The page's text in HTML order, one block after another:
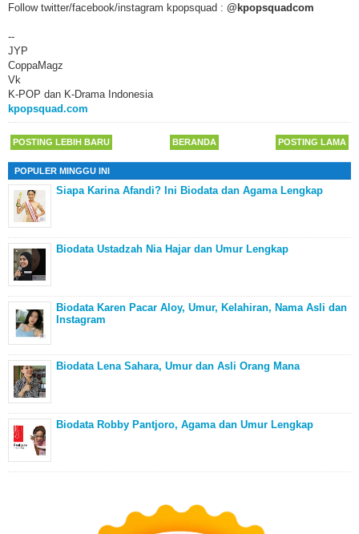
Follow twitter/facebook/instagram kpopsquad : @kpopsquadcom
--
JYP
CoppaMagz
Vk
K-POP dan K-Drama Indonesia
kpopsquad.com
POSTING LEBIH BARU POSTING LAMA
BERANDA
POPULER MINGGU INI
Siapa Karina Afandi? Ini Biodata dan Agama Lengkap
Biodata Ustadzah Nia Hajar dan Umur Lengkap
Biodata Karen Pacar Aloy, Umur, Kelahiran, Nama Asli dan
Instagram
Biodata Lena Sahara, Umur dan Asli Orang Mana
Biodata Robby Pantjoro, Agama dan Umur Lengkap